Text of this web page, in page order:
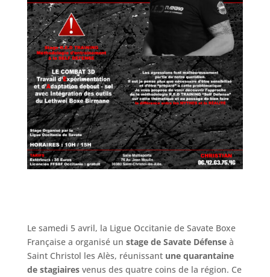
Le samedi 5 avril, la Ligue Occitanie de Savate Boxe
Française a organisé un stage de Savate Défenseà
Saint Christol les Alès, réunissant une quarantaine
de stagiairesvenus des quatre coins de la région. Ce